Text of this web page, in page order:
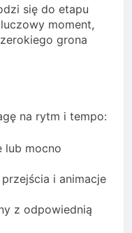
się do etapu
moment,
grona
na rytm i tempo:
lub mocno
i animacje
z odpowiednią